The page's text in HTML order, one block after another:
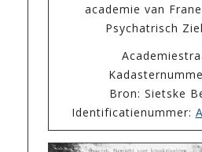
academie van
Psychatrisch
Bron: Sietske
Identificatienummer: